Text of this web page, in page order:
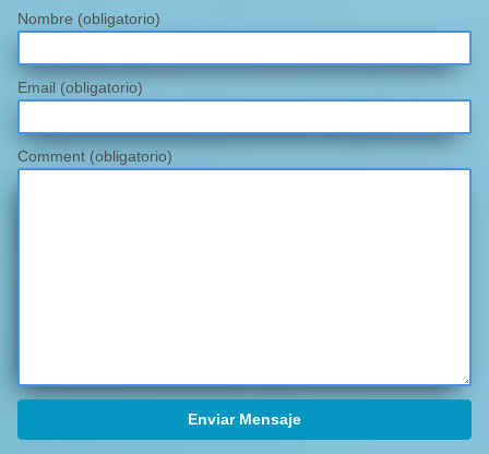
Nombre (obligatorio)
Email (obligatorio)
Comment (obligatorio)
Enviar Mensaje